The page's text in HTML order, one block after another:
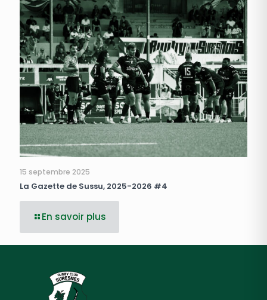
15 septembre 2025
La Gazette de Sussu, 2025-2026 #4
En savoir plus